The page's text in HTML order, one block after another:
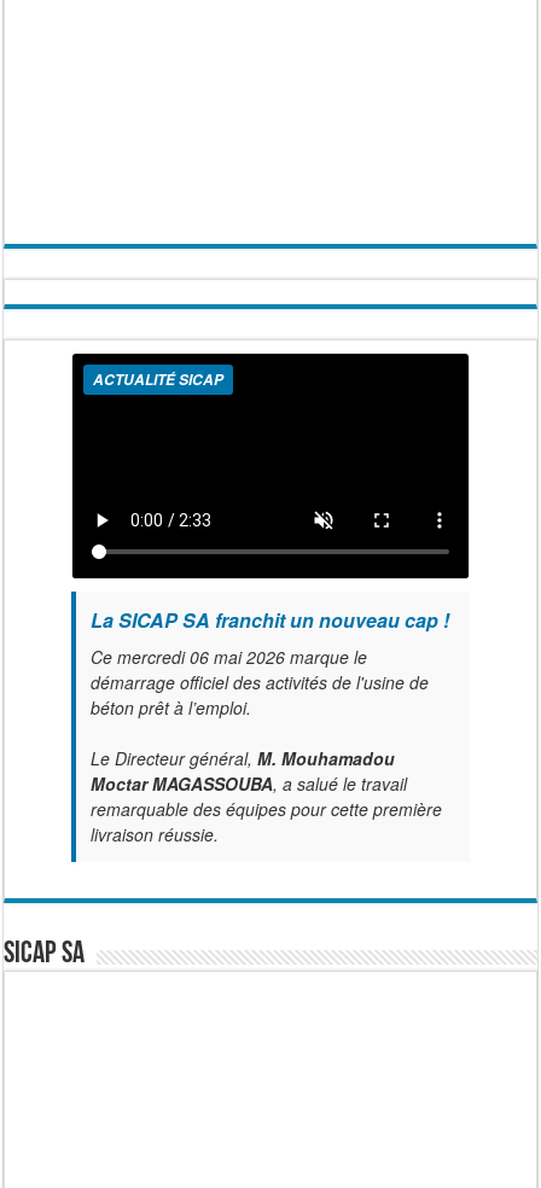
ACTUALITÉ SICAP
La SICAP SA franchit un nouveau cap !
Ce mercredi 06 mai 2026 marque le
démarrage officiel des activités de l'usine de
béton prêt à l’emploi.
Le Directeur général, M. Mouhamadou
Moctar MAGASSOUBA, a salué le travail
remarquable des équipes pour cette première
livraison réussie.
SICAP SA